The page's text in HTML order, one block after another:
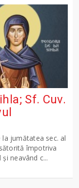
Sf. Cuv.
jumătatea sec. al
împotriva
neavând c...